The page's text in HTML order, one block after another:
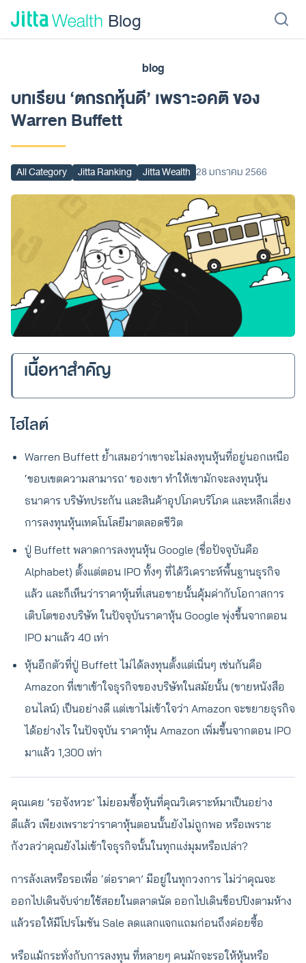
Skip to content - ข้ามไปที่เนื้อหา
Blog
ลงทุนอัตโนมัติ
blog
บทเรียน ‘ตกรถหุ้นดี’ เพราะอคติ ของ
Warren Buffett
All Category Jitta Ranking Jitta Wealth 28 มกราคม 2566
เนื้อหาสำคัญ
ไฮไลต์
Warren Buffett ย้ำเสมอว่าเขาจะไม่ลงทุนหุ้นที่อยู่นอกเหนือ
‘ขอบเขตความสามารถ’ ของเขา ทำให้เขามักจะลงทุนหุ้น
ธนาคาร บริษัทประกัน และสินค้าอุปโภคบริโภค และหลีกเลี่ยง
การลงทุนหุ้นเทคโนโลยีมาตลอดชีวิต
ปู่ Buffett พลาดการลงทุนหุ้น Google (ชื่อปัจจุบันคือ
Alphabet) ตั้งแต่ตอน IPO ทั้งๆ ที่ได้วิเคราะห์พื้นฐานธุรกิจ
แล้ว และก็เห็นว่าราคาหุ้นที่เสนอขายนั้นคุ้มค่ากับโอกาสการ
เติบโตของบริษัท ในปัจจุบันราคาหุ้น Google พุ่งขึ้นจากตอน
IPO มาแล้ว 40 เท่า
หุ้นอีกตัวที่ปู่ Buffett ไม่ได้ลงทุนตั้งแต่เนิ่นๆ เช่นกันคือ
Amazon ที่เขาเข้าใจธุรกิจของบริษัทในสมัยนั้น (ขายหนังสือ
อนไลน์) เป็นอย่างดี แต่เขาไม่เข้าใจว่า Amazon จะขยายธุรกิจ
ได้อย่างไร ในปัจจุบัน ราคาหุ้น Amazon เพิ่มขึ้นจากตอน IPO
มาแล้ว 1,300 เท่า
คุณเคย ‘รอจังหวะ’ ไม่ยอมซื้อหุ้นที่คุณวิเคราะห์มาเป็นอย่าง
ดีแล้ว เพียงเพราะว่าราคาหุ้นตอนนั้นยังไม่ถูกพอ หรือเพราะ
กังวลว่าคุณยังไม่เข้าใจธุรกิจนั้นในทุกแง่มุมหรือเปล่า?
การลังเลหรือรอเพื่อ ‘ต่อราคา’ มีอยู่ในทุกวงการ ไม่ว่าคุณจะ
ออกไปเดินจับจ่ายใช้สอยในตลาดนัด ออกไปเดินช็อปปิงตามห้าง
แล้วรอให้มีโปรโมชัน Sale ลดแลกแจกแถมก่อนถึงค่อยซื้อ
หรือแม้กระทั่งกับการลงทุน ที่หลายๆ คนมักจะรอให้หุ้นหรือ